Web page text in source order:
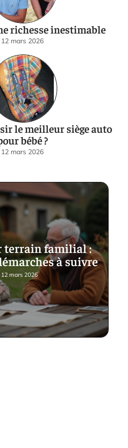
richesse inestimable
12 mars 2026
le meilleur siège auto
bébé ?
12 mars 2026
terrain familial :
à suivre
12 mars 2026